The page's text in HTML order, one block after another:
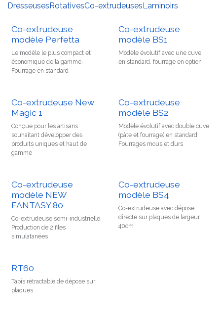
DresseusesRotativesCo-extrudeusesLaminoirs
Co-extrudeuse
modèle Perfetta
Le modèle le plus compact et
économique de la gamme.
Fourrage en standard
Co-extrudeuse
modèle BS1
Modèle évolutif avec une cuve
en standard, fourrage en option
Co-extrudeuse New
Magic 1
Conçue pour les artisans
souhaitant développer des
produits uniques et haut de
gamme
Co-extrudeuse
modèle BS2
Modèle évolutif avec double cuve
(pâte et fourrage) en standard.
Fourrages mous et durs
Co-extrudeuse
modèle NEW
FANTASY 80
Co-extrudeuse semi-industrielle.
Production de 2 files
simulatanées
Co-extrudeuse
modèle BS4
Co-extrudeuse avec dépose
directe sur plaques de largeur
40cm
RT60
Tapis rétractable de dépose sur
plaques